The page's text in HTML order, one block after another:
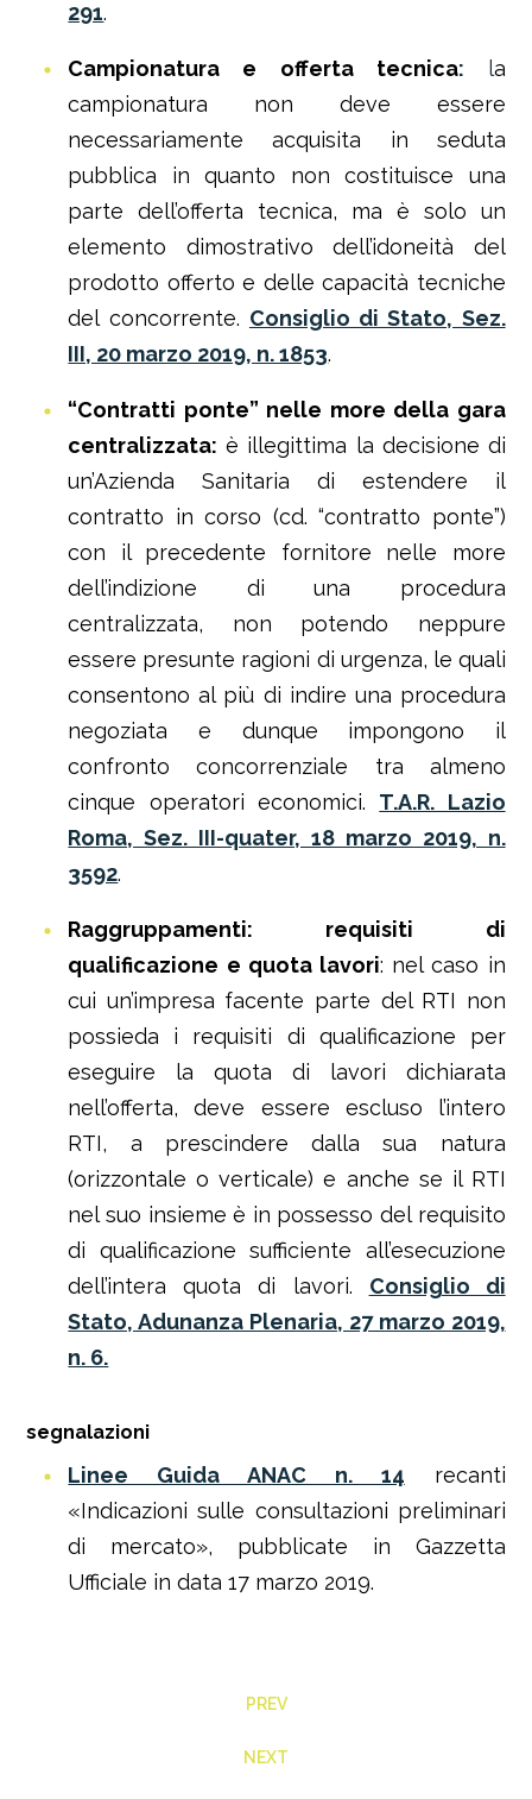
291.
Campionatura e offerta tecnica: la
campionatura non deve essere
necessariamente acquisita in seduta
pubblica in quanto non costituisce una
parte dell’offerta tecnica, ma è solo un
elemento dimostrativo dell’idoneità del
prodotto offerto e delle capacità tecniche
del concorrente. Consiglio di Stato, Sez.
III, 20 marzo 2019, n. 1853.
“Contratti ponte” nelle more della gara
centralizzata: è illegittima la decisione di
un’Azienda Sanitaria di estendere il
contratto in corso (cd. “contratto ponte”)
con il precedente fornitore nelle more
dell’indizione di una procedura
centralizzata, non potendo neppure
essere presunte ragioni di urgenza, le quali
consentono al più di indire una procedura
negoziata e dunque impongono il
confronto concorrenziale tra almeno
cinque operatori economici. T.A.R. Lazio
Roma, Sez. III-quater, 18 marzo 2019, n.
3592.
Raggruppamenti: requisiti di
qualificazione e quota lavori: nel caso in
cui un’impresa facente parte del RTI non
possieda i requisiti di qualificazione per
eseguire la quota di lavori dichiarata
nell’offerta, deve essere escluso l’intero
RTI, a prescindere dalla sua natura
(orizzontale o verticale) e anche se il RTI
nel suo insieme è in possesso del requisito
di qualificazione sufficiente all’esecuzione
dell’intera quota di lavori. Consiglio di
Stato, Adunanza Plenaria, 27 marzo 2019,
n. 6.
segnalazioni
Linee Guida ANAC n. 14 recanti
«Indicazioni sulle consultazioni preliminari
di mercato», pubblicate in Gazzetta
Ufficiale in data 17 marzo 2019.
PREV
NEXT